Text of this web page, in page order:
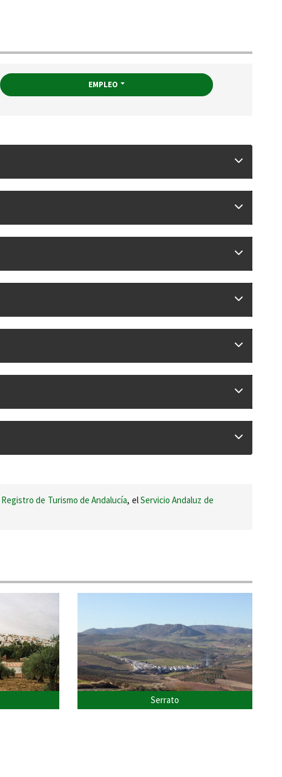
EMPLEO
Registro de Turismo de Andalucía, elServicio Andaluz de
Serrato